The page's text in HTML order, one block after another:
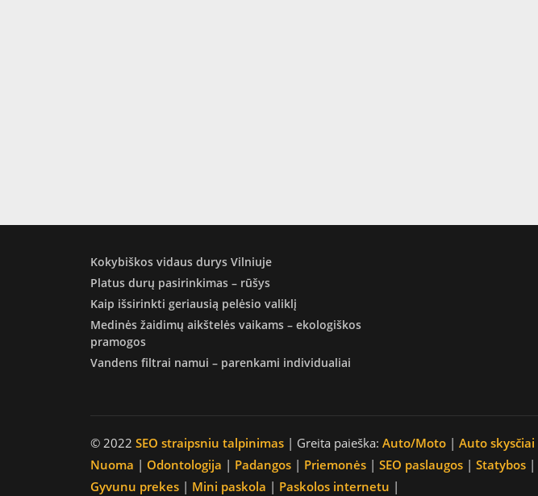
Kokybiškos vidaus durys Vilniuje
Platus durų pasirinkimas – rūšys
Kaip išsirinkti geriausią pelėsio valiklį
Medinės žaidimų aikštelės vaikams – ekologiškos
pramogos
Vandens filtrai namui – parenkami individualiai
© 2022 SEO straipsniu talpinimas | Greita paieška: Auto/Moto | Auto skysčiai
Nuoma | Odontologija | Padangos | Priemonės | SEO paslaugos | Statybos |
Gyvunu prekes | Mini paskola | Paskolos internetu |